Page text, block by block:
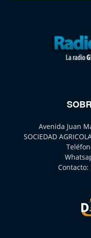
Avenida Juan
SOCIEDAD
Contacto: